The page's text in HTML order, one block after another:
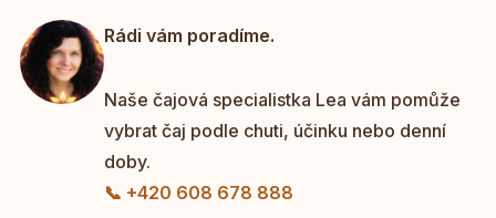
Rádi vám poradíme.
Naše čajová specialistka Lea vám pomůže
vybrat čaj podle chuti, účinku nebo denní
doby.
📞 +420 608 678 888